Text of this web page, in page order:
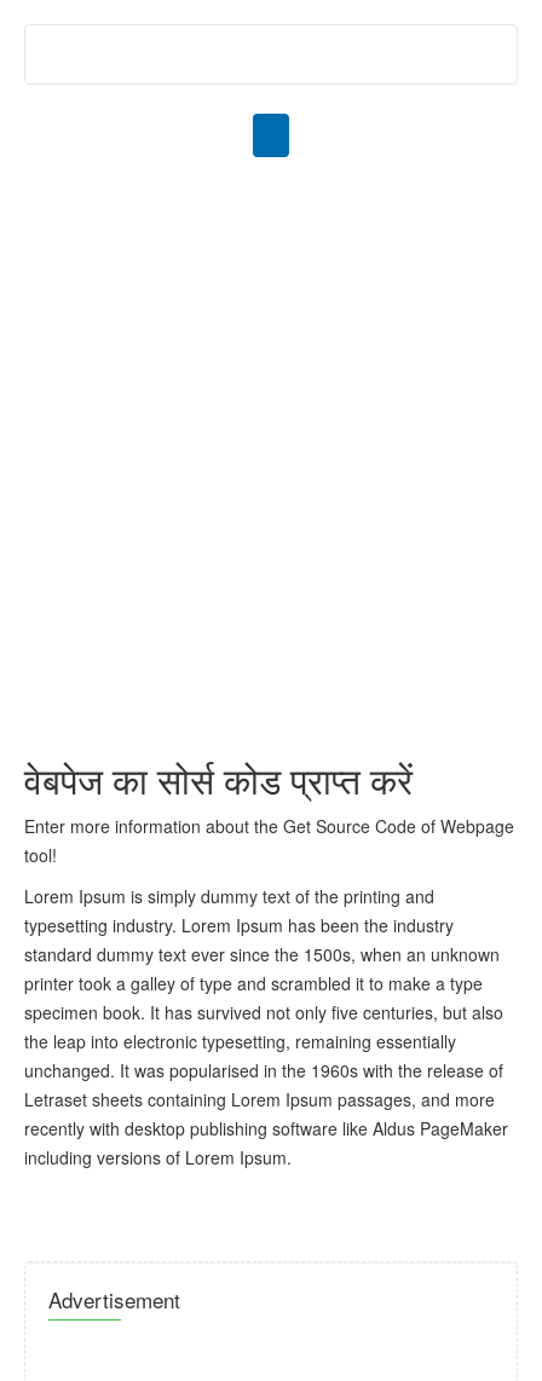
वेबपेज का सोर्स कोड प्राप्त करें
Enter more information about the Get Source Code of Webpage
tool!
Lorem Ipsum is simply dummy text of the printing and
typesetting industry. Lorem Ipsum has been the industry
standard dummy text ever since the 1500s, when an unknown
printer took a galley of type and scrambled it to make a type
specimen book. It has survived not only five centuries, but also
the leap into electronic typesetting, remaining essentially
unchanged. It was popularised in the 1960s with the release of
Letraset sheets containing Lorem Ipsum passages, and more
recently with desktop publishing software like Aldus PageMaker
including versions of Lorem Ipsum.
Advertisement